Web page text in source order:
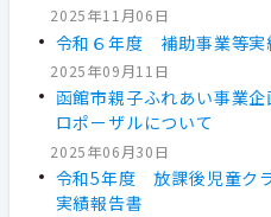
2025年11月06日
令和６年度 補助事業等実
2025年09月11日
函館市親子ふれあい事業
ロポーザルについて
2025年06月30日
令和5年度 放課後児童ク
実績報告書